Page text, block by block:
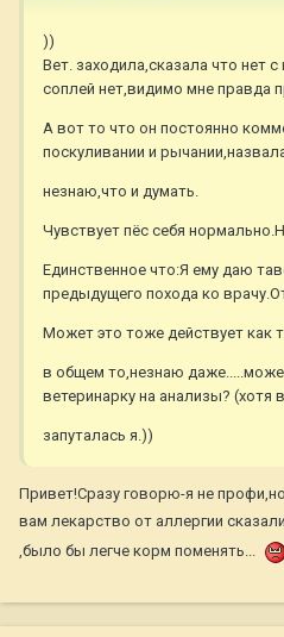
))
Вет. заходила,сказала что нет
соплей нет,видимо мне правда
А вот то что он постоянно
поскуливании и
незнаю,что и думать.
Чувствует пёс себя
Единственное что:Я ему даю
предыдущего похода ко
Может это тоже действует как
в общем то,незнаю
ветеринарку на анализы? (хотя
запуталась я.))
Привет!Сразу говорю-я не
вам лекарство от аллергии
,было бы легче корм поменять...